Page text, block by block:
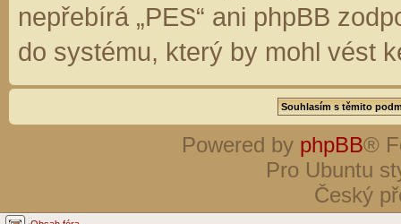
nepřebírá „PES“ ani phpBB
do systému, který by mohl vést
Powered by phpBB®
Pro Ubuntu
Český